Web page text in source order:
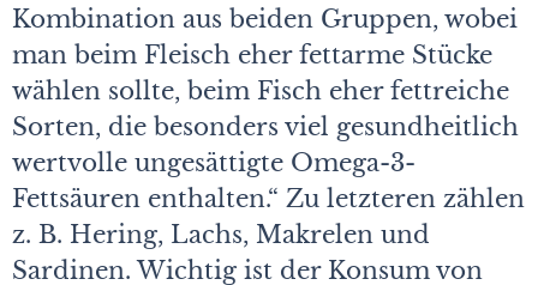
Kombination aus beiden Gruppen, wobei
man beim Fleisch eher fettarme Stücke
wählen sollte, beim Fisch eher fettreiche
Sorten, die besonders viel gesundheitlich
wertvolle ungesättigte Omega-3-
Fettsäuren enthalten.“ Zu letzteren zählen
z. B. Hering, Lachs, Makrelen und
Sardinen. Wichtig ist der Konsum von